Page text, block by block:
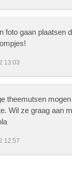
foto gaan plaatsen
13:03
theemutsen
Wil ze graag aan
12:57